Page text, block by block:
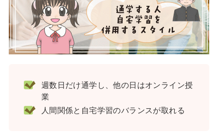
週数日だけ通学し、他の日はオンライン授
業
人間関係と自宅学習のバランスが取れる